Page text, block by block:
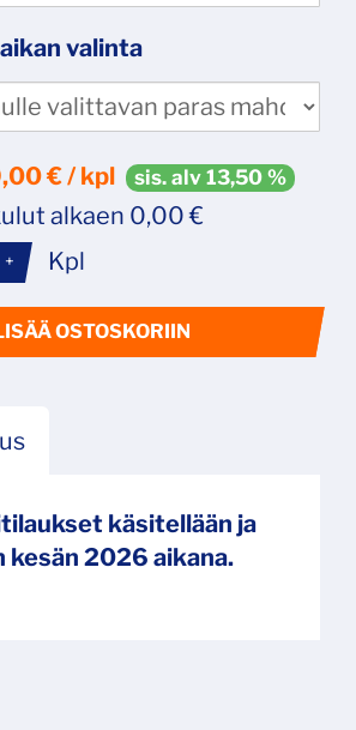
valinta
€ / kpl sis. alv 13,50 %
alkaen 0,00 €
+ Kpl
OSTOSKORIIN
käsitellään ja
2026 aikana.